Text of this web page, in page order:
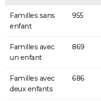
Familles sans
enfant
955
Familles avec
un enfant
869
Familles avec
deux enfants
686